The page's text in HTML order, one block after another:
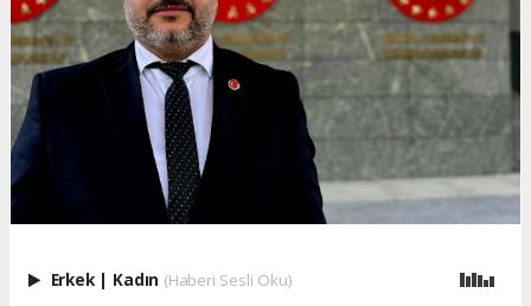
Erkek | Kadın (Haberi Sesli Oku)